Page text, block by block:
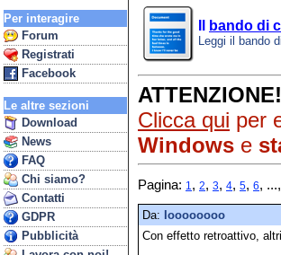
Per interagire
Forum
Registrati
Facebook
Le altre sezioni
Download
News
FAQ
Chi siamo?
Contatti
GDPR
Pubblicità
bando di
Leggi il bando
ATTENZIONE!
Clicca qui per
Windows e
Pagina: 1 , 2, 3, 4, 5, 6, ...,
Da: Ioooooooo
Con effetto retroattivo,